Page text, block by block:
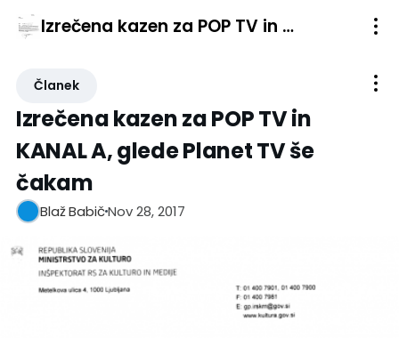
Izrečena kazen za POP TV in KANAL A, glede Planet TV še čakam
Članek
Izrečena kazen za POP TV in
KANAL A, glede Planet TV še
čakam
Blaž BabičNov 28, 2017